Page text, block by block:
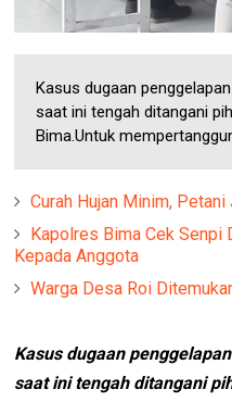
Kasus dugaan
saat ini tengah ditangani
Bima.Untuk
Curah Hujan Minim,
Kapolres Bima Cek Senpi
Kepada Anggota
Warga Desa Roi
Kasus dugaan
saat ini tengah ditangani